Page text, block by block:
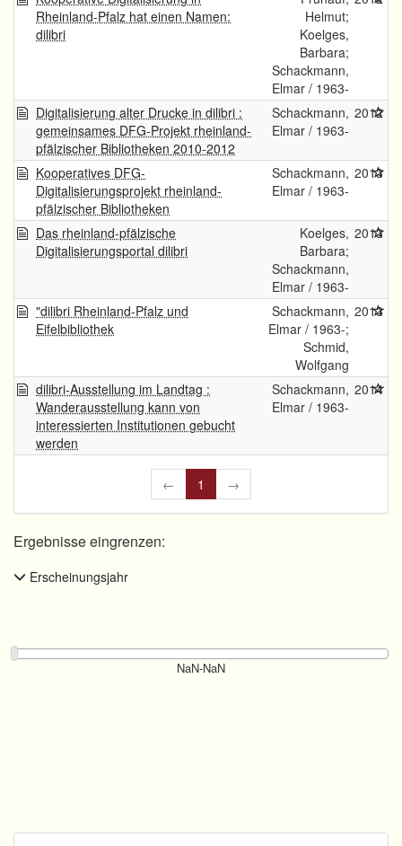
Rheinland-Pfalz hat einen Namen:
dilibri
Helmut;
Koelges,
Barbara;
Schackmann,
Elmar / 1963-
Digitalisierung alter Drucke in dilibri :
gemeinsames DFG-Projekt rheinland-
pfälzischer Bibliotheken 2010-2012
Schackmann,
Elmar / 1963-
2012
Kooperatives DFG-
Digitalisierungsprojekt rheinland-
pfälzischer Bibliotheken
Schackmann,
Elmar / 1963-
2013
Das rheinland-pfälzische
Digitalisierungsportal dilibri
Koelges,
Barbara;
Schackmann,
Elmar / 1963-
2013
"dilibri Rheinland-Pfalz und
Eifelbibliothek
Schackmann,
Elmar / 1963-;
Schmid,
Wolfgang
2013
dilibri-Ausstellung im Landtag :
Wanderausstellung kann von
interessierten Institutionen gebucht
werden
Schackmann,
Elmar / 1963-
2014
← 1 →
Ergebnisse eingrenzen:
Erscheinungsjahr